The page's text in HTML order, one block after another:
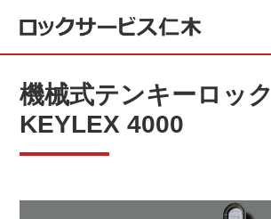
機械式テンキーロック
KEYLEX 4000